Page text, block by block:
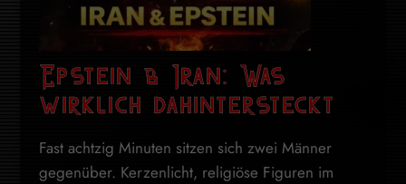
Epstein & Iran: Was
wirklich dahintersteckt
Fast achtzig Minuten sitzen sich zwei Männer
gegenüber. Kerzenlicht, religiöse Figuren im